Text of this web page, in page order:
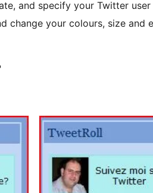
and specify your Twitter user
change your colours, size and